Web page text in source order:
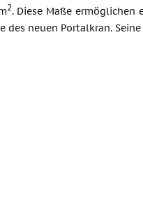
2. Diese Maße ermöglichen
neuen Portalkran.